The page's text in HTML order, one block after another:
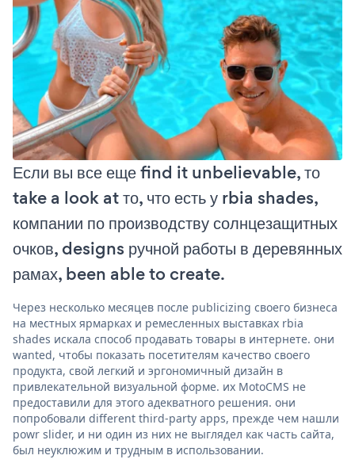
Если вы все еще find it unbelievable, то
take a look at то, что есть у rbia shades,
компании по производству солнцезащитных
очков, designs ручной работы в деревянных
рамах, been able to create.
Через несколько месяцев после publicizing своего бизнеса
на местных ярмарках и ремесленных выставках rbia
shades искала способ продавать товары в интернете. они
wanted, чтобы показать посетителям качество своего
продукта, свой легкий и эргономичный дизайн в
привлекательной визуальной форме. их MotoCMS не
предоставили для этого адекватного решения. они
попробовали different third-party apps, прежде чем нашли
powr slider, и ни один из них не выглядел как часть сайта,
был неуклюжим и трудным в использовании.